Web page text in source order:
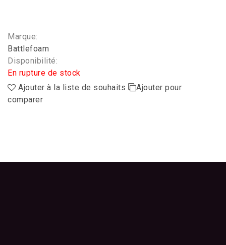
Marque:
Battlefoam
Disponibilité:
En rupture de stock
Ajouter à la liste de souhaits
Ajouter pour
comparer